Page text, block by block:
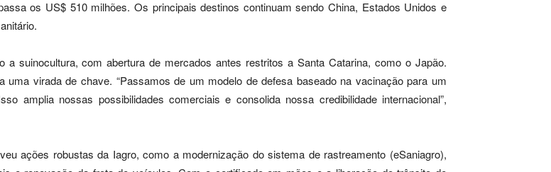
os US$ 510 milhões. Os principais destinos continuam sendo China, Estados Unidos e
suinocultura, com abertura de mercados antes restritos a Santa Catarina, como o Japão.
virada de chave. “Passamos de um modelo de defesa baseado na vacinação para um
amplia nossas possibilidades comerciais e consolida nossa credibilidade internacional”,
ações robustas da Iagro, como a modernização do sistema de rastreamento (eSaniagro),